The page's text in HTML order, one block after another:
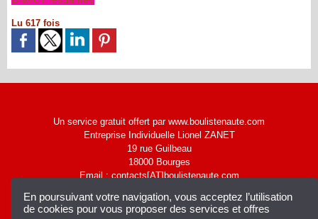
En poursuivant votre navigation, vous acceptez l’utilisation
de cookies pour vous proposer des services et offres
Lu 617 fois
Un service gratuit offert par www.boulistenaute.com
Entreprise Individuelle Lionel ZANET
19 rue Guilbeau
18000 Bourges
Email : contacts[AT]boulistenaute.com